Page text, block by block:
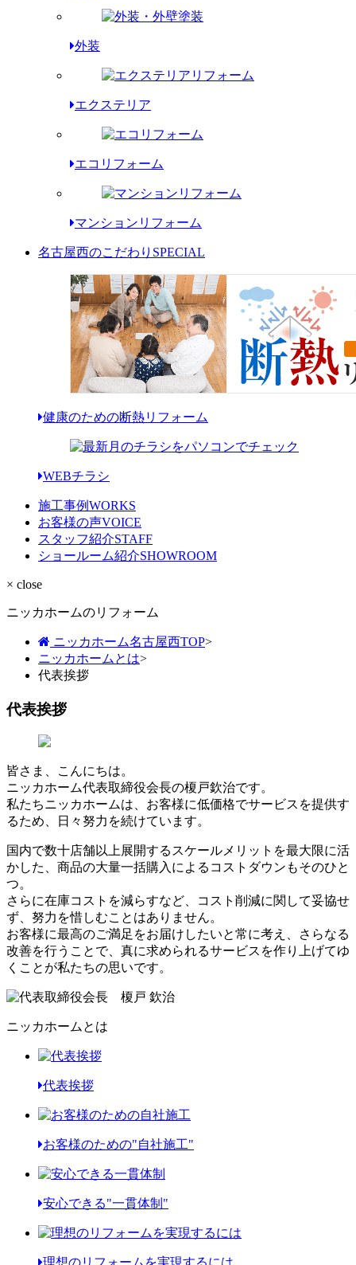
外装
エクステリア
エコリフォーム
マンションリフォーム
名古屋西のこだわり SPECIAL
健康のための断熱リフォーム
WEBチラシ
施工事例WORKS
お客様の声VOICE
スタッフ紹介STAFF
ショールーム紹介SHOWROOM
× close
ニッカホームのリフォーム
ニッカホーム名古屋西TOP>
ニッカホームとは>
代表挨拶
代表挨拶
皆さま、こんにちは。
ニッカホーム代表取締役会長の榎戸欽治です。
私たちニッカホームは、お客様に低価格でサービスを提供す
るため、日々努力を続けています。
国内で数十店舗以上展開するスケールメリットを最大限に活
かした、商品の大量一括購入によるコストダウンもそのひと
つ。
さらに在庫コストを減らすなど、コスト削減に関して妥協せ
ず、努力を惜しむことはありません。
お客様に最高のご満足をお届けしたいと常に考え、さらなる
改善を行うことで、真に求められるサービスを作り上げてゆ
くことが私たちの思いです。
ニッカホームとは
代表挨拶
お客様のための"自社施工"
安心できる"一貫体制"